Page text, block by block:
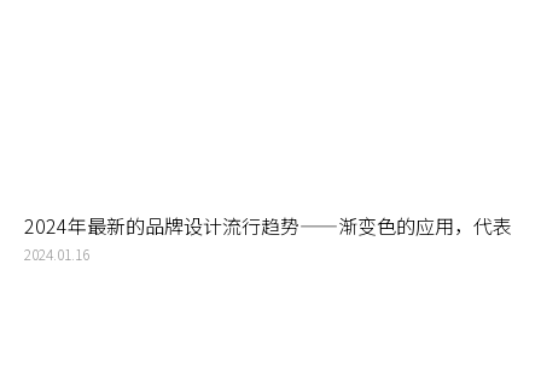
2024年最新的品牌设计流行趋势——渐变色的应用，代表
了动感和智能
2024.01.16